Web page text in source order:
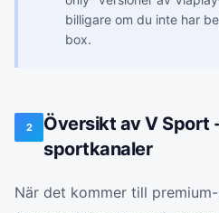
billigare om du inte har
box.
2
Översikt av V Sport
sportkanaler
När det kommer till